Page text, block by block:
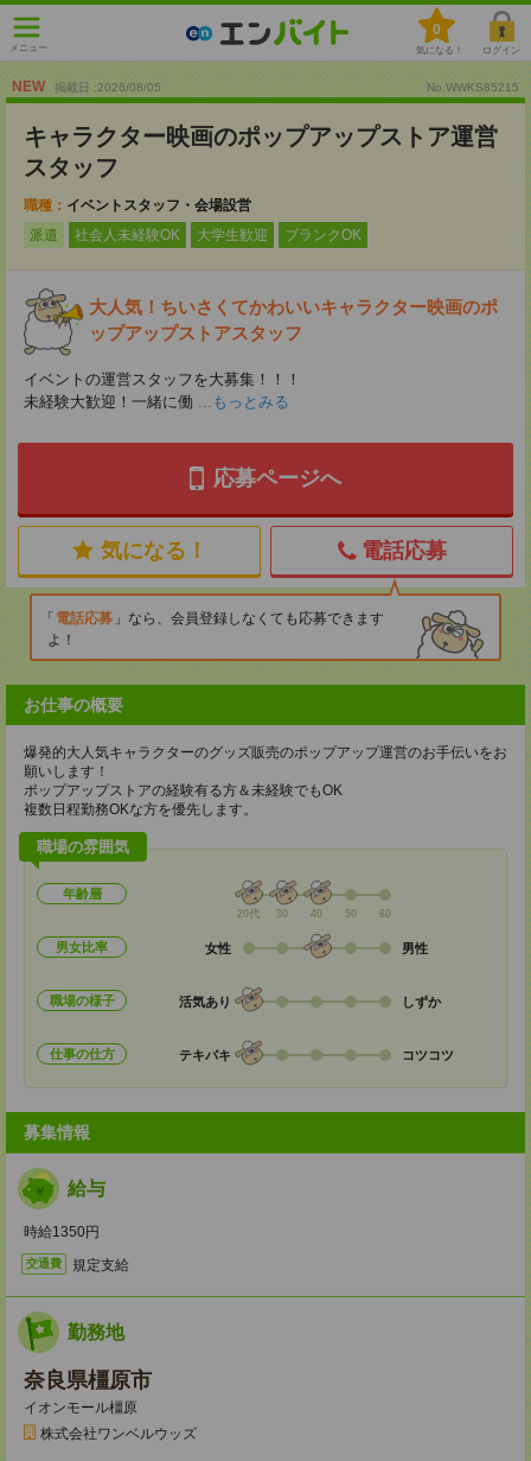
メニュー
0
気になる！ ログイン
NEW 掲載日 :2026/08/05 No.WWKS85215
キャラクター映画のポップアップストア運営
スタッフ
職種： イベントスタッフ・会場設営
派遣
社会人未経験OK 大学生歓迎 ブランクOK
大人気！ちいさくてかわいいキャラクター映画のポ
ップアップストアスタッフ
イベントの運営スタッフを大募集！！！
未経験大歓迎！一緒に働 ...もっとみる
応募ページへ
気になる！ 電話応募
電話応募
なら、会員登録しなくても応募できます
よ！
お仕事の概要
爆発的大人気キャラクターのグッズ販売のポップアップ運営のお手伝いをお
願いします！
ポップアップストアの経験有る方＆未経験でもOK
複数日程勤務OKな方を優先します。
職場の雰囲気
年齢層
20代 30 40 50 60
男女比率 女性 男性
職場の様子 活気あり しずか
仕事の仕方 テキパキ コツコツ
募集情報
給与
時給1350円
交通費 規定支給
勤務地
奈良県橿原市
イオンモール橿原
株式会社ワンベルウッズ